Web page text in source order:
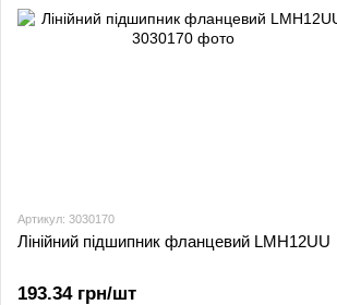
Артикул: 3030170
Лінійний підшипник фланцевий LMH12UU
193.34 грн/шт